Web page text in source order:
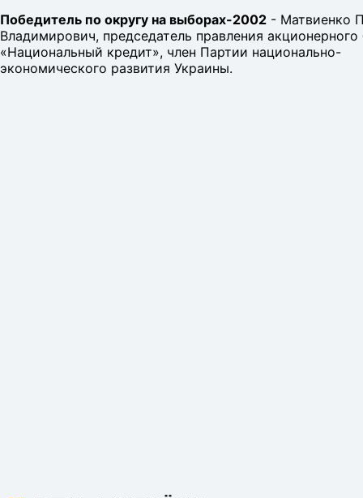
Победитель по округу на выборах-2002 - Матвиенко
Владимирович, председатель правления акционерного
«Национальный кредит», член Партии национально-
экономического развития Украины.